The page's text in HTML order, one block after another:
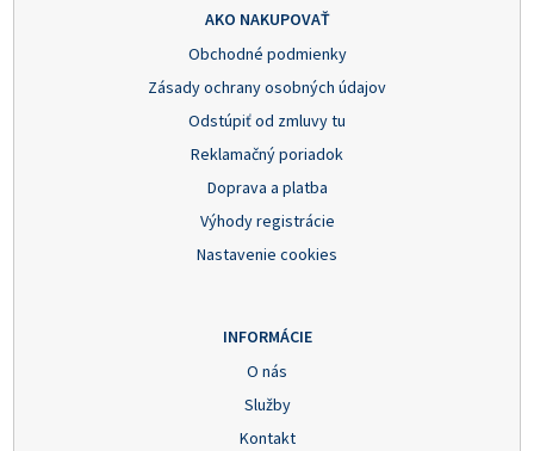
AKO NAKUPOVAŤ
Obchodné podmienky
Zásady ochrany osobných údajov
Odstúpiť od zmluvy tu
Reklamačný poriadok
Doprava a platba
Výhody registrácie
Nastavenie cookies
INFORMÁCIE
O nás
Služby
Kontakt